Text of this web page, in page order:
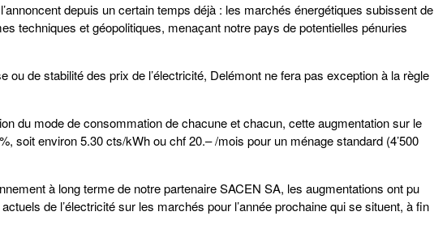
depuis un certain temps déjà : les marchés énergétiques subissent de
techniques et géopolitiques, menaçant notre pays de potentielles pénuries
ou de stabilité des prix de l’électricité, Delémont ne fera pas exception à la règle
du mode de consommation de chacune et chacun, cette augmentation sur le
soit environ 5.30 cts/kWh ou chf 20.– /mois pour un ménage standard (4’500
à long terme de notre partenaire SACEN SA, les augmentations ont pu
de l’électricité sur les marchés pour l’année prochaine qui se situent, à fin